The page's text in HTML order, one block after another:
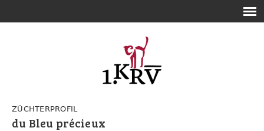
ZÜCHTERPROFIL
du Bleu précieux